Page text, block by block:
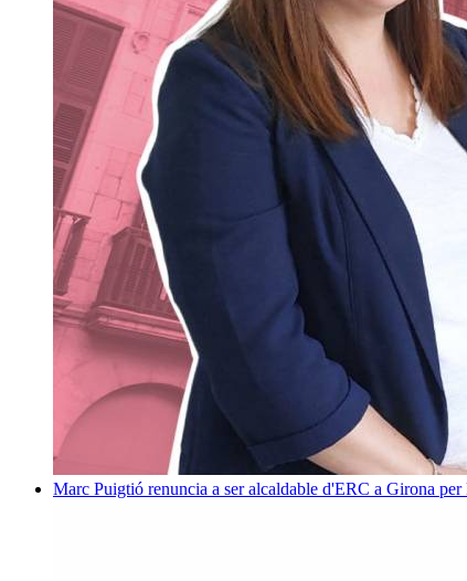
Marc Puigtió renuncia a ser alcaldable d'ERC a Girona